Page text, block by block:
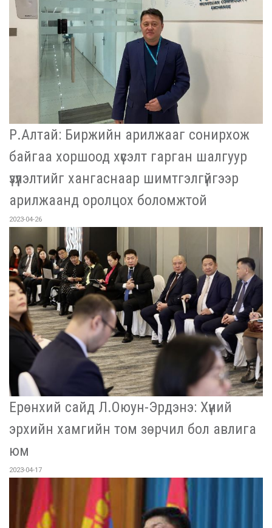
Р.Алтай: Биржийн арилжааг сонирхож
байгаа хоршоод хүсэлт гарган шалгуур
үзүүлэлтийг хангаснаар шимтгэлгүйгээр
арилжаанд оролцох боломжтой
2023-04-26
Ерөнхий сайд Л.Оюун-Эрдэнэ: Хүний
эрхийн хамгийн том зөрчил бол авлига
юм
2023-04-17